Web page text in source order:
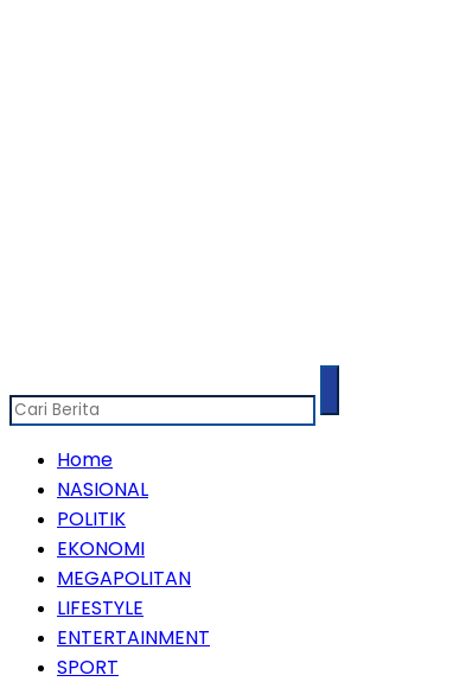
Home
NASIONAL
POLITIK
EKONOMI
MEGAPOLITAN
LIFESTYLE
ENTERTAINMENT
SPORT